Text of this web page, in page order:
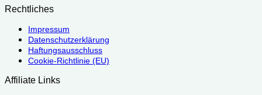
Rechtliches
Impressum
Datenschutzerklärung
Haftungsausschluss
Cookie-Richtlinie (EU)
Affiliate Links